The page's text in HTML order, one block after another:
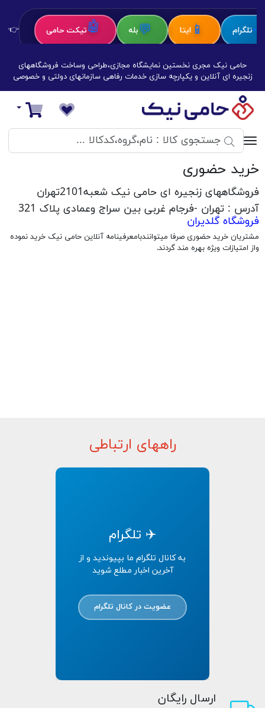
تلگرام 📱 ایتا 💬بله 🤖تیکت حامی 👉👉
حامی نیک مجری نخستین نمایشگاه مجازی،طراحی وساخت فروشگاههای
زنجیره ای آنلاین و یکپارچه سازی خدمات رفاهی سازمانهای دولتی و خصوصی
فروشگاه‌های زنجیره‌ای حامی نیک
سبد خرید
خرید حضوری‌
فروشگاههای زنجیره ای حامی نیک شعبه2101تهران
آدرس : تهران -فرجام غربی بین سراج وعمادی پلاک 321
فروشگاه گلدیران
مشتریان خرید حضوری صرفا میتوانندبامعرفینامه آنلاین حامی نیک خرید نموده
واز امتیازات ویژه بهره مند گردند.
راههای ارتباطی
✈️ تلگرام
به کانال تلگرام ما بپیوندید و از
آخرین اخبار مطلع شوید
عضویت در کانال تلگرام
ارسال رایگان